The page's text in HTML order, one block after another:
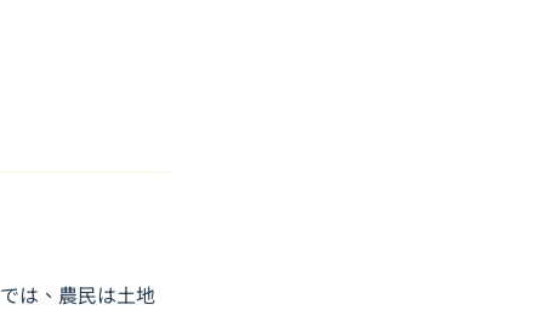
は、農民は土地